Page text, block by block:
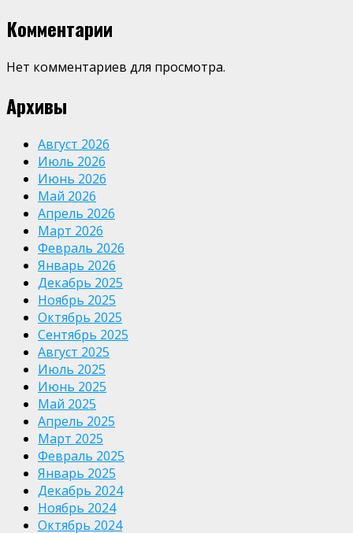
Комментарии
Нет комментариев для просмотра.
Архивы
Август 2026
Июль 2026
Июнь 2026
Май 2026
Апрель 2026
Март 2026
Февраль 2026
Январь 2026
Декабрь 2025
Ноябрь 2025
Октябрь 2025
Сентябрь 2025
Август 2025
Июль 2025
Июнь 2025
Май 2025
Апрель 2025
Март 2025
Февраль 2025
Январь 2025
Декабрь 2024
Ноябрь 2024
Октябрь 2024